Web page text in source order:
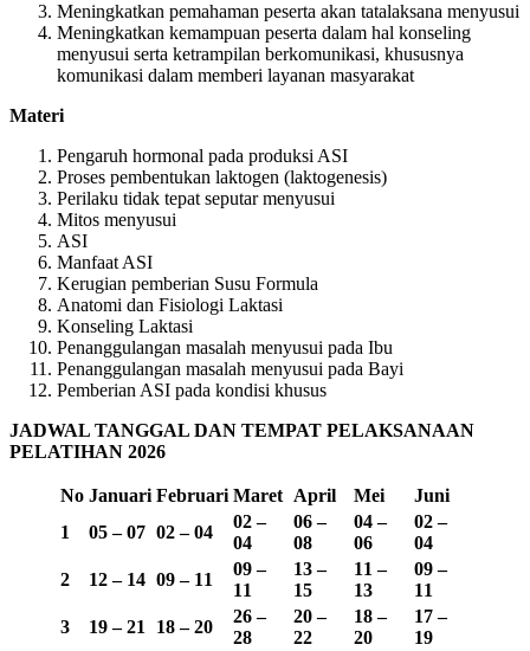
Meningkatkan pemahaman peserta akan tatalaksana menyusui
Meningkatkan kemampuan peserta dalam hal konseling
menyusui serta ketrampilan berkomunikasi, khususnya
komunikasi dalam memberi layanan masyarakat
Materi
Pengaruh hormonal pada produksi ASI
Proses pembentukan laktogen (laktogenesis)
Perilaku tidak tepat seputar menyusui
Mitos menyusui
ASI
Manfaat ASI
Kerugian pemberian Susu Formula
Anatomi dan Fisiologi Laktasi
Konseling Laktasi
Penanggulangan masalah menyusui pada Ibu
Penanggulangan masalah menyusui pada Bayi
Pemberian ASI pada kondisi khusus
JADWAL TANGGAL DAN TEMPAT PELAKSANAAN
PELATIHAN 2026
No Januari Februari Maret April Mei
Juni
1
05 – 07 02 – 04
02 –
04
06 –
08
04 –
06
02 –
04
2
12 – 14 09 – 11
09 –
11
13 –
15
11 –
13
09 –
11
3
19 – 21 18 – 20
26 –
28
20 –
22
18 –
20
17 –
19